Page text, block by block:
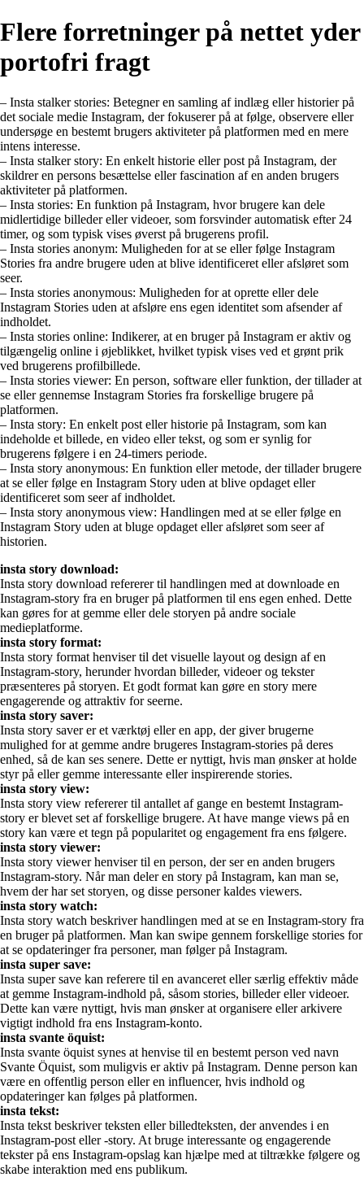
Flere forretninger på nettet yder
portofri fragt
– Insta stalker stories: Betegner en samling af indlæg eller historier på
det sociale medie Instagram, der fokuserer på at følge, observere eller
undersøge en bestemt brugers aktiviteter på platformen med en mere
intens interesse.
– Insta stalker story: En enkelt historie eller post på Instagram, der
skildrer en persons besættelse eller fascination af en anden brugers
aktiviteter på platformen.
– Insta stories: En funktion på Instagram, hvor brugere kan dele
midlertidige billeder eller videoer, som forsvinder automatisk efter 24
timer, og som typisk vises øverst på brugerens profil.
– Insta stories anonym: Muligheden for at se eller følge Instagram
Stories fra andre brugere uden at blive identificeret eller afsløret som
seer.
– Insta stories anonymous: Muligheden for at oprette eller dele
Instagram Stories uden at afsløre ens egen identitet som afsender af
indholdet.
– Insta stories online: Indikerer, at en bruger på Instagram er aktiv og
tilgængelig online i øjeblikket, hvilket typisk vises ved et grønt prik
ved brugerens profilbillede.
– Insta stories viewer: En person, software eller funktion, der tillader at
se eller gennemse Instagram Stories fra forskellige brugere på
platformen.
– Insta story: En enkelt post eller historie på Instagram, som kan
indeholde et billede, en video eller tekst, og som er synlig for
brugerens følgere i en 24-timers periode.
– Insta story anonymous: En funktion eller metode, der tillader brugere
at se eller følge en Instagram Story uden at blive opdaget eller
identificeret som seer af indholdet.
– Insta story anonymous view: Handlingen med at se eller følge en
Instagram Story uden at bluge opdaget eller afsløret som seer af
historien.
insta story download:
Insta story download refererer til handlingen med at downloade en
Instagram-story fra en bruger på platformen til ens egen enhed. Dette
kan gøres for at gemme eller dele storyen på andre sociale
medieplatforme.
insta story format:
Insta story format henviser til det visuelle layout og design af en
Instagram-story, herunder hvordan billeder, videoer og tekster
præsenteres på storyen. Et godt format kan gøre en story mere
engagerende og attraktiv for seerne.
insta story saver:
Insta story saver er et værktøj eller en app, der giver brugerne
mulighed for at gemme andre brugeres Instagram-stories på deres
enhed, så de kan ses senere. Dette er nyttigt, hvis man ønsker at holde
styr på eller gemme interessante eller inspirerende stories.
insta story view:
Insta story view refererer til antallet af gange en bestemt Instagram-
story er blevet set af forskellige brugere. At have mange views på en
story kan være et tegn på popularitet og engagement fra ens følgere.
insta story viewer:
Insta story viewer henviser til en person, der ser en anden brugers
Instagram-story. Når man deler en story på Instagram, kan man se,
hvem der har set storyen, og disse personer kaldes viewers.
insta story watch:
Insta story watch beskriver handlingen med at se en Instagram-story fra
en bruger på platformen. Man kan swipe gennem forskellige stories for
at se opdateringer fra personer, man følger på Instagram.
insta super save:
Insta super save kan referere til en avanceret eller særlig effektiv måde
at gemme Instagram-indhold på, såsom stories, billeder eller videoer.
Dette kan være nyttigt, hvis man ønsker at organisere eller arkivere
vigtigt indhold fra ens Instagram-konto.
insta svante öquist:
Insta svante öquist synes at henvise til en bestemt person ved navn
Svante Öquist, som muligvis er aktiv på Instagram. Denne person kan
være en offentlig person eller en influencer, hvis indhold og
opdateringer kan følges på platformen.
insta tekst:
Insta tekst beskriver teksten eller billedteksten, der anvendes i en
Instagram-post eller -story. At bruge interessante og engagerende
tekster på ens Instagram-opslag kan hjælpe med at tiltrække følgere og
skabe interaktion med ens publikum.